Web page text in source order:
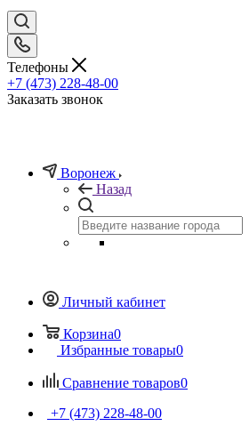
Телефоны
+7 (473) 228-48-00
Заказать звонок
Воронеж
Назад
Личный кабинет
Корзина0
Избранные товары0
Сравнение товаров0
+7 (473) 228-48-00